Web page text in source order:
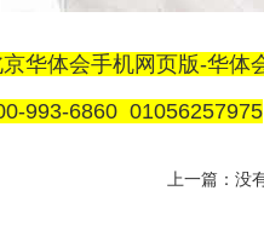
华体会手机网页版-华体
993-6860 01056257975
上一篇：没